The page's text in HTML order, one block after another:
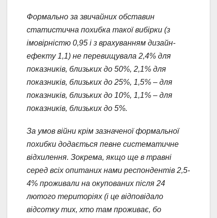
Формально за звичайних обставин
статистична похибка такої вибірки (з
імовірністю 0,95 і з врахуванням дизайн-
ефекту 1,1) не перевищувала 2,4% для
показників, близьких до 50%, 2,1% для
показників, близьких до 25%, 1,5% – для
показників, близьких до 10%, 1,1% – для
показників, близьких до 5%.
За умов війни крім зазначеної формальної
похибки додається певне систематичне
відхилення. Зокрема, якщо ще в травні
серед всіх опитаних нами респондентів 2,5-
4% проживали на окупованих після 24
лютого територіях (і це відповідало
відсотку тих, хто там проживає, бо